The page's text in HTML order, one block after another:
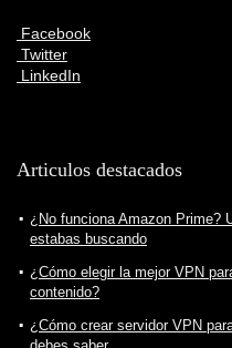
Facebook
Twitter
LinkedIn
Articulos destacados
¿No funciona Amazon Prime?
estabas buscando
¿Cómo elegir la mejor VPN
contenido?
¿Cómo crear servidor VPN